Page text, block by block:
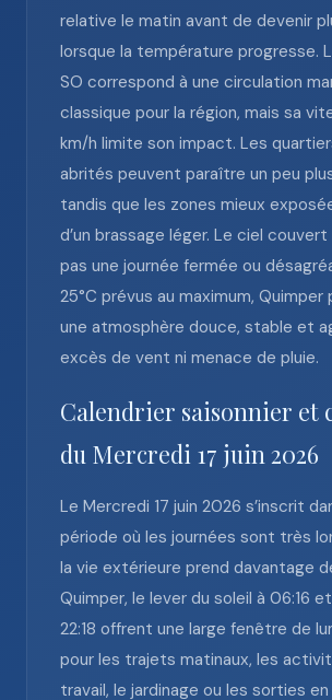
relative le matin avant de devenir
lorsque la température progresse.
SO correspond à une circulation
classique pour la région, mais sa
km/h limite son impact. Les
abrités peuvent paraître un peu
tandis que les zones mieux
d’un brassage léger. Le ciel
pas une journée fermée ou
25°C prévus au maximum,
une atmosphère douce, stable et
excès de vent ni menace de pluie.
Calendrier saisonnier et
du Mercredi 17 juin 2026
Le Mercredi 17 juin 2026 s’inscrit
période où les journées sont très
la vie extérieure prend davantage
Quimper, le lever du soleil à 06:16
22:18 offrent une large fenêtre de
pour les trajets matinaux, les
travail, le jardinage ou les sorties